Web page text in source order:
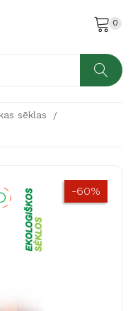
0
sēklas
-60%
-60%